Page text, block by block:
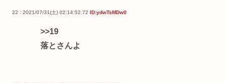
22 : 2021/07/31(土) 02:14:52.72 ID:ydwTsMDw0
>>19
落とさんよ